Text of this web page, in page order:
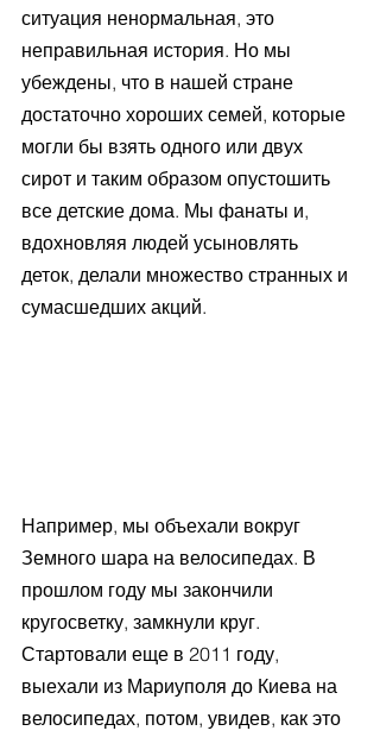
ситуация ненормальная, это
неправильная история. Но мы
убеждены, что в нашей стране
достаточно хороших семей, которые
могли бы взять одного или двух
сирот и таким образом опустошить
все детские дома. Мы фанаты и,
вдохновляя людей усыновлять
деток, делали множество странных и
сумасшедших акций.
Например, мы объехали вокруг
Земного шара на велосипедах. В
прошлом году мы закончили
кругосветку, замкнули круг.
Стартовали еще в 2011 году,
выехали из Мариуполя до Киева на
велосипедах, потом, увидев, как это